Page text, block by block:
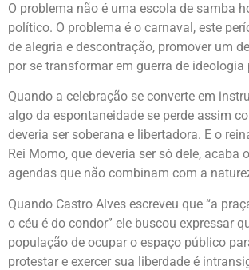
O problema não é uma escola de samba
político. O problema é o carnaval, este
de alegria e descontração, promover um
por se transformar em guerra de ideologia
Quando a celebração se converte em
algo da espontaneidade se perde assim
deveria ser soberana e libertadora. E o
Rei Momo, que deveria ser só dele, acaba
agendas que não combinam com a
Quando Castro Alves escreveu que “a
o céu é do condor” ele buscou expressar
população de ocupar o espaço público
protestar e exercer sua liberdade é